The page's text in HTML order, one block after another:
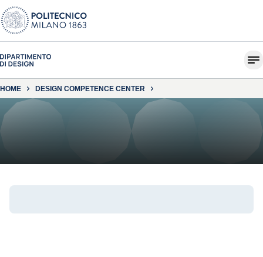
HOME DESIGN COMPETENCE CENTER